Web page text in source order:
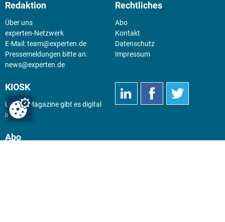
Redaktion
Über uns
experten-Netzwerk
E-Mail:team@experten.de
Pressemeldungen bitte an:
news@experten.de
Rechtliches
Abo
Kontakt
Datenschutz
Impressum
KIOSK
Unsere Magazine gibt es digital
imKiosk .
Abo